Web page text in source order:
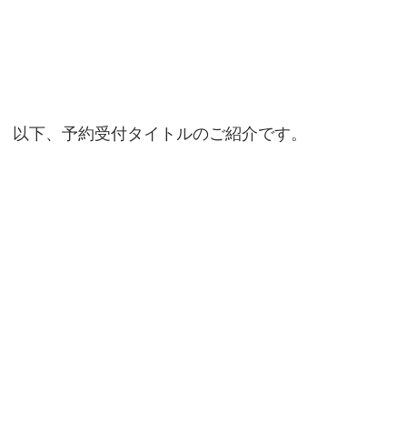
以下、予約受付タイトルのご紹介です。